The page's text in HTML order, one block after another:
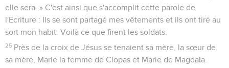
elle sera. » C'est ainsi que s'accomplit cette parole de
l'Ecriture : Ils se sont partagé mes vêtements et ils ont tiré au
sort mon habit. Voilà ce que firent les soldats.
25 Près de la croix de Jésus se tenaient sa mère, la sœur de
sa mère, Marie la femme de Clopas et Marie de Magdala.